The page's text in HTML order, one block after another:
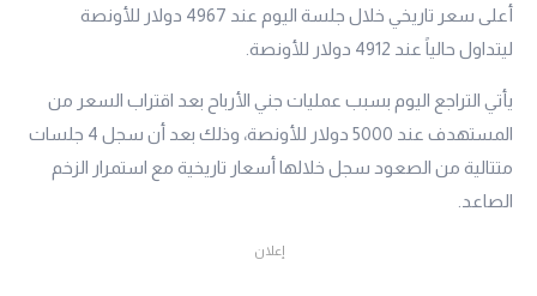
أعلى سعر تاريخي خلال جلسة اليوم عند 4967 دولار للأونصة
ليتداول حالياً عند 4912 دولار للأونصة.
يأتي التراجع اليوم بسبب عمليات جني الأرباح بعد اقتراب السعر من
المستهدف عند 5000 دولار للأونصة، وذلك بعد أن سجل 4 جلسات
متتالية من الصعود سجل خلالها أسعار تاريخية مع استمرار الزخم
الصاعد.
إعلان